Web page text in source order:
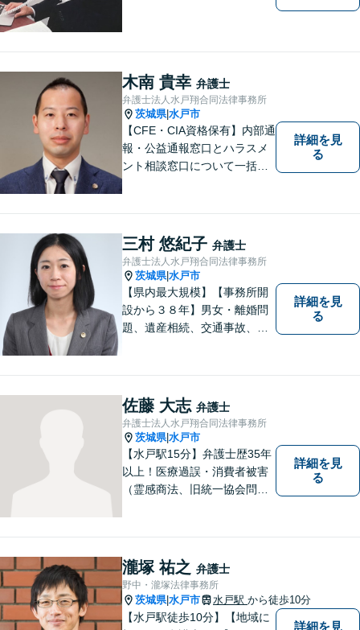
木南 貴幸 弁護士
弁護士法人水戸翔合同法律事務所
茨城県|水戸市
【CFE・CIA資格保有】内部通
報・公益通報窓口とハラスメ
ント相談窓口について一括対
詳細を見
る
三村 悠紀子 弁護士
弁護士法人水戸翔合同法律事務所
茨城県|水戸市
【県内最大規模】【事務所開
設から３８年】男女・離婚問
題、遺産相続、交通事故、労
地域密着の女性弁護士。お困
りごとがあればお気軽にご相
談ください！お一人おひとり
に誠実に向き合います。
詳細を見
る
佐藤 大志 弁護士
弁護士法人水戸翔合同法律事務所
茨城県|水戸市
【水戸駅15分】弁護士歴35年
以上！医療過誤・消費者被害
（霊感商法、旧統一協会問題
め、日々勉強、積極的に行動
し、解決へと導いてまいりま
す。お気軽にご相談くださ
い。【メール24時間受付中】
詳細を見
る
瀧塚 祐之 弁護士
野中・瀧塚法律事務所
茨城県|水戸市 水戸駅 から徒歩10分
【水戸駅徒歩10分】【地域に
詳細を見